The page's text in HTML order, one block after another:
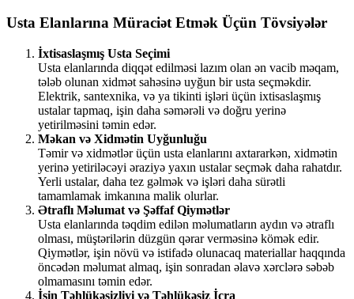
Usta Elanlarına Müraciət Etmək Üçün Tövsiyələr
İxtisaslaşmış Usta Seçimi
Usta elanlarında diqqət edilməsi lazım olan ən vacib məqam,
tələb olunan xidmət sahəsinə uyğun bir usta seçməkdir.
Elektrik, santexnika, və ya tikinti işləri üçün ixtisaslaşmış
ustalar tapmaq, işin daha səmərəli və doğru yerinə
yetirilməsini təmin edər.
Məkan və Xidmətin Uyğunluğu
Təmir və xidmətlər üçün usta elanlarını axtararkən, xidmətin
yerinə yetiriləcəyi əraziyə yaxın ustalar seçmək daha rahatdır.
Yerli ustalar, daha tez gəlmək və işləri daha sürətli
tamamlamak imkanına malik olurlar.
Ətraflı Məlumat və Şəffaf Qiymətlər
Usta elanlarında təqdim edilən məlumatların aydın və ətraflı
olması, müştərilərin düzgün qərar verməsinə kömək edir.
Qiymətlər, işin növü və istifadə olunacaq materiallar haqqında
öncədən məlumat almaq, işin sonradan əlavə xərclərə səbəb
olmamasını təmin edər.
İşin Təhlükəsizliyi və Təhlükəsiz İcra